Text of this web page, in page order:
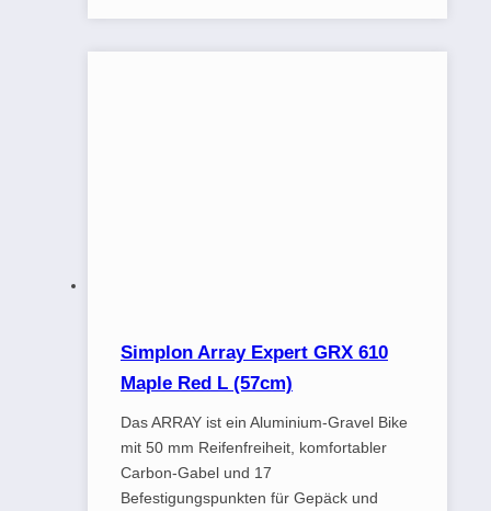
Simplon Array Expert GRX 610
Maple Red L (57cm)
Das ARRAY ist ein Aluminium-Gravel Bike
mit 50 mm Reifenfreiheit, komfortabler
Carbon-Gabel und 17
Befestigungspunkten für Gepäck und